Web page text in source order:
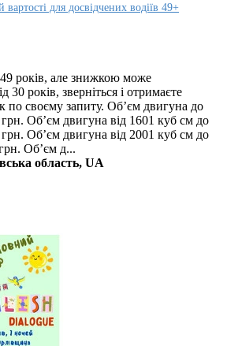
для досвідчених водіїв 49+
49 років, але знижкою може
30 років, зверніться і отримаєте
по своєму запиту. Об’єм двигуна до
Об’єм двигуна від 1601 куб см до
Об’єм двигуна від 2001 куб см до
Об’єм д...
область, UA